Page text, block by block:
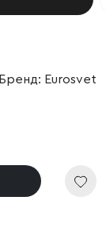
Бренд: Eurosvet